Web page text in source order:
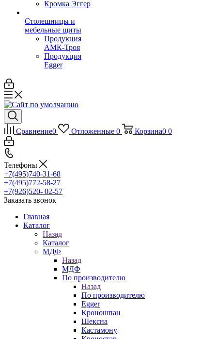
Кромка Эггер
Столешницы и
мебельные щиты
Продукция
АМК-Троя
Продукция
Egger
Сравнение0 Отложенные 0 Корзина0 0
Телефоны
+7(495)740-31-68
+7(495)772-58-27
+7(926)520- 02-57
Заказать звонок
Главная
Каталог
Назад
Каталог
МДФ
Назад
МДФ
По производителю
Назад
По производителю
Egger
Кроношпан
Шексна
Кастамону